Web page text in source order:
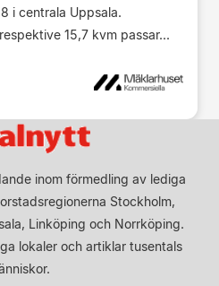
i centrala Uppsala.
15,7 kvm passar...
inom förmedling av lediga
Stockholm,
Linköping och Norrköping.
lokaler och artiklar tusentals